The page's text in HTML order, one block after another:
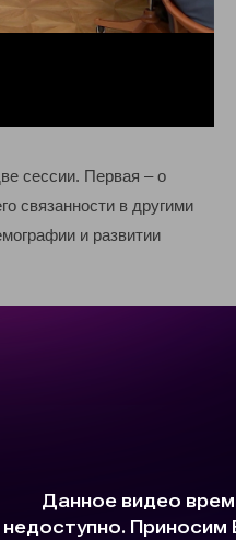
сессии. Первая – о
связанности в другими
и развитии